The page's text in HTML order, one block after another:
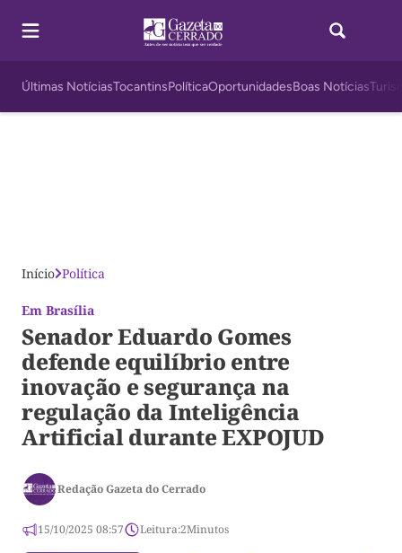
Últimas NotíciasTocantinsPolíticaOportunidadesBoas Notícias
Início Política
Em Brasília
Senador Eduardo Gomes
defende equilíbrio entre
inovação e segurança na
regulação da Inteligência
Artificial durante EXPOJUD
Redação Gazeta do Cerrado
15/10/2025 08:57 Leitura:2Minutos